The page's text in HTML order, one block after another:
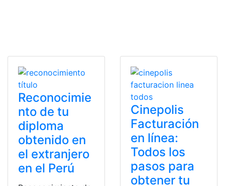
Reconocimie
nto de tu
diploma
obtenido en
el extranjero
en el Perú
Cinepolis
Facturación
en línea:
Todos los
pasos para
obtener tu